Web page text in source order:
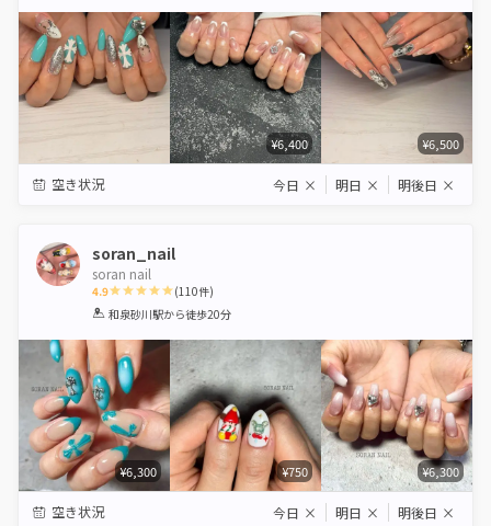
¥6,400 ¥6,500
空き状況 今日 × 明日 × 明後日 ×
soran_nail
soran nail
4.9
1 2 3 4 5
(110件)
和泉砂川駅から徒歩20分
¥6,300 ¥750 ¥6,300
空き状況 今日 × 明日 × 明後日 ×